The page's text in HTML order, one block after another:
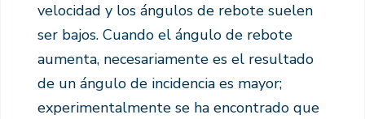
velocidad y los ángulos de rebote suelen
ser bajos. Cuando el ángulo de rebote
aumenta, necesariamente es el resultado
de un ángulo de incidencia es mayor;
experimentalmente se ha encontrado que